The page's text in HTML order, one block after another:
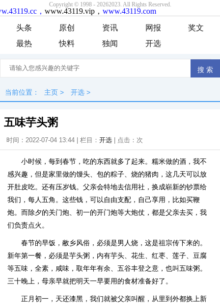
头条 原创 资讯 网报
奖文
最热
快料 独闻 开选
当前位置： 主页 > 开选 >
五味芋头粥
时间：2022-07-04 13:44 | 栏目： 开选 | 点击： 次
小时候，每到春节，吃的东西就多了起来。糯米做的酒，我不
感兴趣，但是家里做的馒头、包的粽子、烧的猪肉，这几天可以放
开肚皮吃。还有压岁钱。父亲会特地去信用社，换成崭新的钞票给
我们，每人五角。这些钱，可以自由支配，自己享用，比如买鞭
炮。而除夕的关门炮、初一的开门炮等大炮仗，都是父亲去买，我
们负责点火。
春节的早饭，敝乡风俗，必须是男人烧，这是祖宗传下来的。
新年第一餐，必须是芋头粥，内有芋头、花生、红枣、莲子、豆腐
等五味，全素，咸味，取年年有余、五谷丰登之意，也叫五味粥。
三十晚上，母亲早就把明天一早要用的食材准备好了。
正月初一，天还漆黑，我们就被父亲叫醒，从里到外都换上新